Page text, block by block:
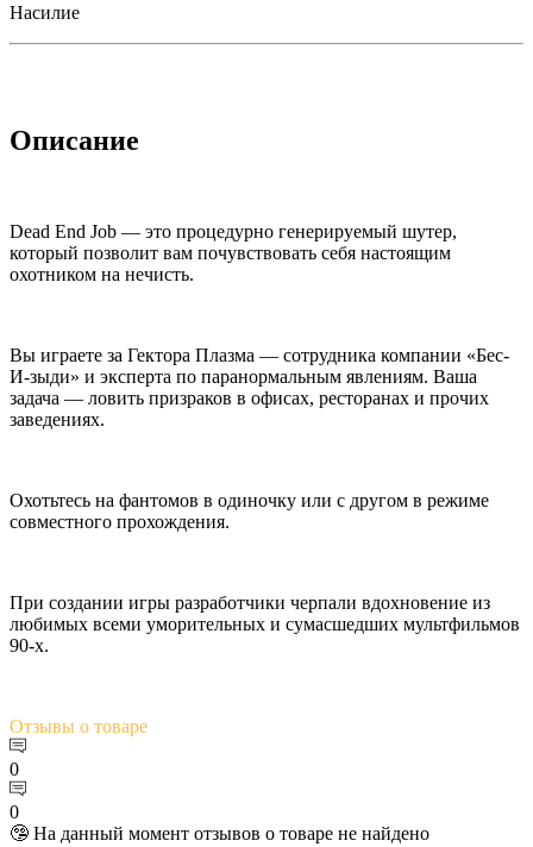
Насилие
Описание
Dead End Job — это процедурно генерируемый шутер,
который позволит вам почувствовать себя настоящим
охотником на нечисть.
Вы играете за Гектора Плазма — сотрудника компании «Бес-
И-зыди» и эксперта по паранормальным явлениям. Ваша
задача — ловить призраков в офисах, ресторанах и прочих
заведениях.
Охотьтесь на фантомов в одиночку или с другом в режиме
совместного прохождения.
При создании игры разработчики черпали вдохновение из
любимых всеми уморительных и сумасшедших мультфильмов
90-х.
Отзывы о товаре
0
0
🤥 На данный момент отзывов о товаре не найдено